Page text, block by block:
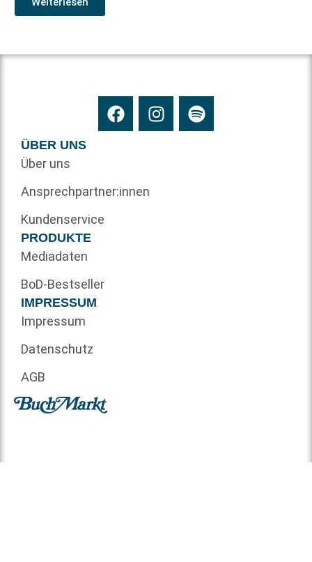
ÜBER UNS
Über uns
Ansprechpartner:innen
Kundenservice
PRODUKTE
Mediadaten
BoD-Bestseller
IMPRESSUM
Impressum
Datenschutz
AGB